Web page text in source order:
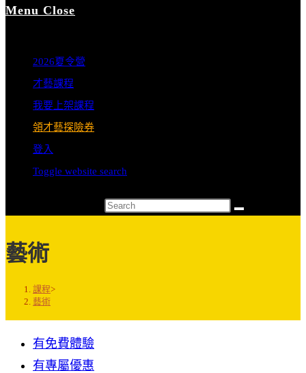
Menu Close
2026夏令營
才藝課程
我要上架課程
領才藝探險券
登入
Toggle website search
藝術
課程>
藝術
有免費體驗
有專屬優惠